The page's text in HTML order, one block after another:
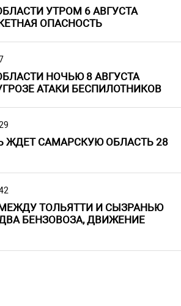
УТРОМ 6 АВГУСТА
ОПАСНОСТЬ
НОЧЬЮ 8 АВГУСТА
АТАКИ БЕСПИЛОТНИКОВ
ЖДЕТ САМАРСКУЮ ОБЛАСТЬ 28
ТОЛЬЯТТИ И СЫЗРАНЬЮ
БЕНЗОВОЗА, ДВИЖЕНИЕ